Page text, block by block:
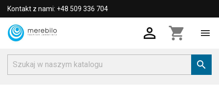
Kontakt z nami: +48 509 336 704
 shopping_cart 
